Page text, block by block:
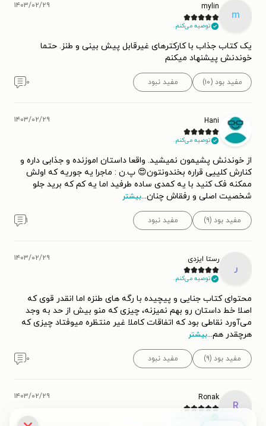
m
mylin
توصیه می‌کنم.
۱۴۰۳/۰۲/۲۹
یک کتاب جذاب با کارکترهای غیرقابل پیش بینی و طنز. حتما
خوندنش پیشنهاد میکنم
مفید بود (۱۰) مفید نبود ۰
Hani
توصیه می‌کنم.
۱۴۰۳/۰۲/۲۹
از خوندنش پشیمون نمیشید. واقعا داستان اموزنده و جذابی داره و
کنارش کلییی قراره بخندونتون😍 پ.ن : ماجرا یه جوریه که اولش
ممکنه فک کنید با یه کمدی ساده طرفید اما یه کم که برید جلو
شخصیت اصلی و رفقاش چنان...بیشتر
مفید بود (۹) مفید نبود ۱
ر
رستا ایزدی
توصیه می‌کنم.
۱۴۰۳/۰۲/۲۹
محتوای کتاب جنایی و پیچیده با رگه های طنزه اما انقدر قوی که
اصلا خط داستان رو بهم نمیزنه، چیزی که منو بیش از حد به وجد
می‌آورد نقاطی بود که اتفاقات کاملا غیر منتظره میوفتاد چیزی که
هرچقدر هم...بیشتر
مفید بود (۹) مفید نبود ۰
R
Ronak ۱۴۰۳/۰۲/۲۹